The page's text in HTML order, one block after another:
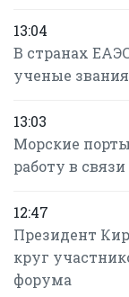
13:04
В странах
ученые звания
13:03
Морские
работу в
12:47
Президент
круг
форума